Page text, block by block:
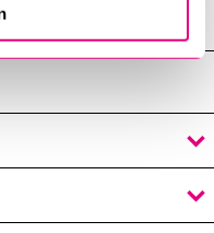
und Medizin